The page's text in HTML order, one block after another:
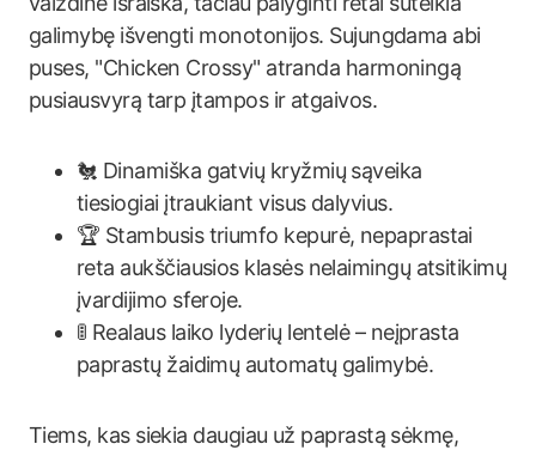
galimybę išvengti monotonijos. Sujungdama abi
puses, "Chicken Crossy" atranda harmoningą
pusiausvyrą tarp įtampos ir atgaivos.
🐔 Dinamiška gatvių kryžmių sąveika
tiesiogiai įtraukiant visus dalyvius.
🏆 Stambusis triumfo kepurė, nepaprastai
reta aukščiausios klasės nelaimingų atsitikimų
įvardijimo sferoje.
🚦 Realaus laiko lyderių lentelė – neįprasta
paprastų žaidimų automatų galimybė.
Tiems, kas siekia daugiau už paprastą sėkmę,